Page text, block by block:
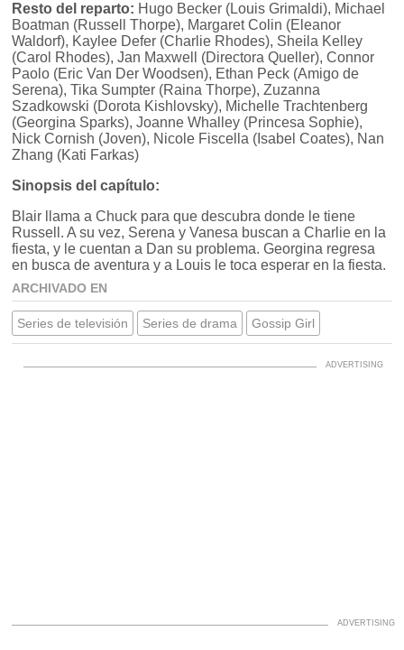
Resto del reparto: Hugo Becker (Louis Grimaldi), Michael
Boatman (Russell Thorpe), Margaret Colin (Eleanor
Waldorf), Kaylee Defer (Charlie Rhodes), Sheila Kelley
(Carol Rhodes), Jan Maxwell (Directora Queller), Connor
Paolo (Eric Van Der Woodsen), Ethan Peck (Amigo de
Serena), Tika Sumpter (Raina Thorpe), Zuzanna
Szadkowski (Dorota Kishlovsky), Michelle Trachtenberg
(Georgina Sparks), Joanne Whalley (Princesa Sophie),
Nick Cornish (Joven), Nicole Fiscella (Isabel Coates), Nan
Zhang (Kati Farkas)
Sinopsis del capítulo:
Blair llama a Chuck para que descubra donde le tiene
Russell. A su vez, Serena y Vanesa buscan a Charlie en la
fiesta, y le cuentan a Dan su problema. Georgina regresa
en busca de aventura y a Louis le toca esperar en la fiesta.
ARCHIVADO EN
Series de televisión Series de drama Gossip Girl